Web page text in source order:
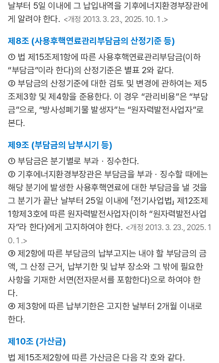
날부터 5일 이내에 그 납입내역을 기후에너지환경부장관에
게 알려야 한다. <개정 2013. 3. 23., 2025. 10. 1 .>
제8조 (사용후핵연료관리부담금의 산정기준 등)
① 법 제15조제1항에 따른 사용후핵연료관리부담금(이하
“부담금”이라 한다)의 산정기준은 별표 2와 같다.
② 부담금의 산정기준에 대한 검토 및 변경에 관하여는 제5
조제3항 및 제4항을 준용한다. 이 경우 “관리비용”은 “부담
금”으로, “방사성폐기물 발생자”는 “원자력발전사업자”로
본다.
제9조 (부담금의 납부시기 등)
① 부담금은 분기별로 부과ㆍ징수한다.
② 기후에너지환경부장관은 부담금을 부과ㆍ징수할 때에는
해당 분기에 발생한 사용후핵연료에 대한 부담금을 낼 것을
그 분기가 끝난 날부터 25일 이내에 「전기사업법」 제12조제
1항제3호에 따른 원자력발전사업자(이하 “원자력발전사업
자”라 한다)에게 고지하여야 한다. <개정 2013. 3. 23., 2025. 1
0. 1 .>
③ 제2항에 따른 부담금의 납부고지는 내야 할 부담금의 금
액, 그 산정 근거, 납부기한 및 납부 장소와 그 밖에 필요한
사항을 기재한 서면(전자문서를 포함한다)으로 하여야 한
다.
④ 제3항에 따른 납부기한은 고지한 날부터 2개월 이내로
한다.
제10조 (가산금)
법 제15조제2항에 따른 가산금은 다음 각 호와 같다.